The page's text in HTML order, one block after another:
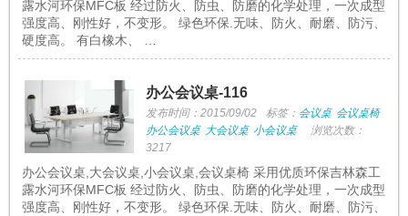
露水河环保MFC板 经过防火、防虫、防磨的化学处理，一次成型
强度高、刚性好，不变形。 绿色环保.无味、防火、耐磨、防污、
硬度高。 有白橡木、 …
办公会议桌-116
发布时间：2015/09/02 标签： 会议桌 会议桌椅
办公会议桌 大会议桌 小会议桌
浏览次数：
3217
办公会议桌,大会议桌,小会议桌,会议桌椅 采用优质环保吉林森工
露水河环保MFC板 经过防火、防虫、防磨的化学处理，一次成型
强度高、刚性好，不变形。 绿色环保.无味、防火、耐磨、防污、